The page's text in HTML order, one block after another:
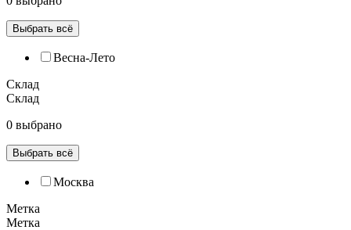
Выбрать всё
Весна-Лето
Склад
Склад
0 выбрано
Выбрать всё
Москва
Метка
Метка